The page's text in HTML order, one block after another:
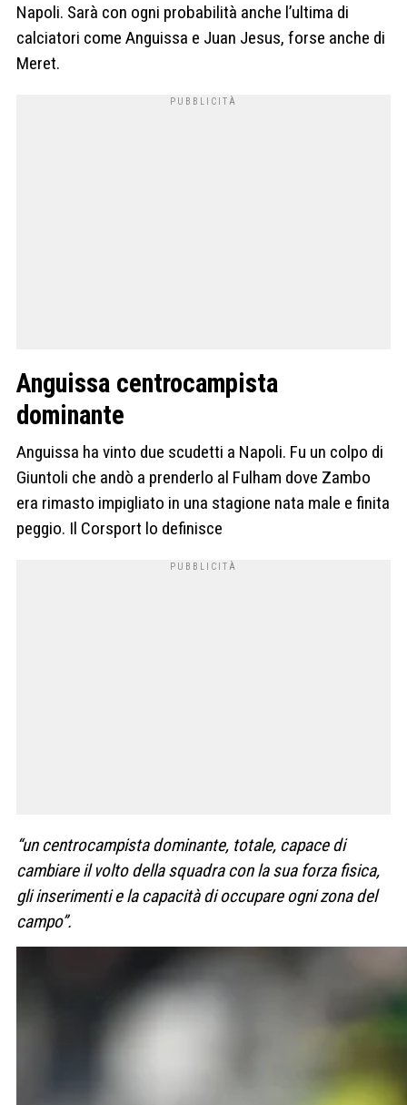
Napoli. Sarà con ogni probabilità anche l’ultima di
calciatori come Anguissa e Juan Jesus, forse anche di
Meret.
Anguissa centrocampista
dominante
Anguissa ha vinto due scudetti a Napoli. Fu un colpo di
Giuntoli che andò a prenderlo al Fulham dove Zambo
era rimasto impigliato in una stagione nata male e finita
peggio. Il Corsport lo definisce
“un centrocampista dominante, totale, capace di
cambiare il volto della squadra con la sua forza fisica,
gli inserimenti e la capacità di occupare ogni zona del
campo”.